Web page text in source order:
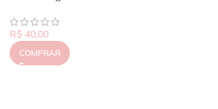
R$40,00
COMPRAR